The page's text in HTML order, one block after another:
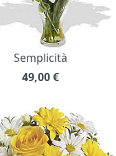
Semplicità
49,00€